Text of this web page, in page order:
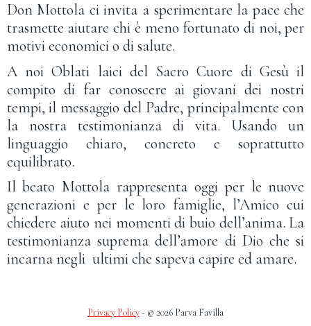
Don Mottola ci invita a sperimentare la pace che
trasmette aiutare chi è meno fortunato di noi, per
motivi economici o di salute.
A noi Oblati laici del Sacro Cuore di Gesù il
compito di far conoscere ai giovani dei nostri
tempi, il messaggio del Padre, principalmente con
la nostra testimonianza di vita. Usando un
linguaggio chiaro, concreto e soprattutto
equilibrato.
Il beato Mottola rappresenta oggi per le nuove
generazioni e per le loro famiglie, l’Amico cui
chiedere aiuto nei momenti di buio dell’anima. La
testimonianza suprema dell’amore di Dio che si
incarna negli ultimi che sapeva capire ed amare.
Privacy Policy- © 2026 Parva Favilla